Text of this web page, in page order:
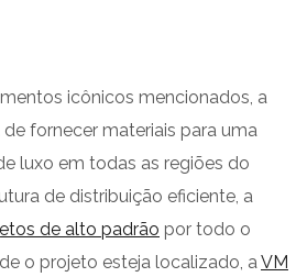
icônicos mencionados, a
fornecer materiais para uma
luxo em todas as regiões do
de distribuição eficiente, a
de alto padrão por todo o
o projeto esteja localizado, aVM